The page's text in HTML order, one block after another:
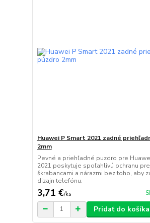
Huawei P Smart 2021 zadné
2mm
Pevné a priehľadné puzdro pre
2021 poskytuje spoľahlivú ochranu
škrabancami a nárazmi bez toho, aby
dizajn telefónu.
3,71 €/ks
Pridať do košíka